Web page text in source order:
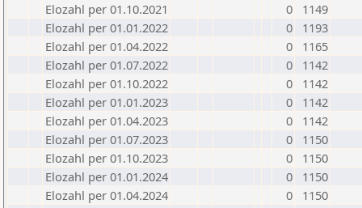
Elozahl per 01.10.2021
0
1149
Elozahl per 01.01.2022
0
1193
Elozahl per 01.04.2022
0
1165
Elozahl per 01.07.2022
0
1142
Elozahl per 01.10.2022
0
1142
Elozahl per 01.01.2023
0
1142
Elozahl per 01.04.2023
0
1142
Elozahl per 01.07.2023
0
1150
Elozahl per 01.10.2023
0
1150
Elozahl per 01.01.2024
0
1150
Elozahl per 01.04.2024
0
1150